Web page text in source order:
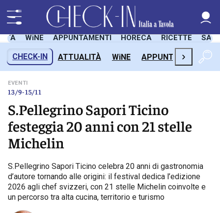
WiNE APPUNTAMENTI HORECA RICETTE
CHECK-IN ATTUALITÀ WiNE APPUNTAMENTI
›
13/9-15/11
EVENTI
S.Pellegrino Sapori Ticino
festeggia 20 anni con 21 stelle
Michelin
S.Pellegrino Sapori Ticino celebra 20 anni di gastronomia
d’autore tornando alle origini: il festival dedica l’edizione
2026 agli chef svizzeri, con 21 stelle Michelin coinvolte e
un percorso tra alta cucina, territorio e turismo